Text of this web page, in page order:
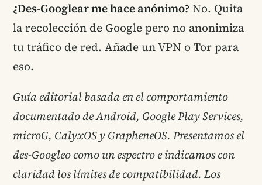
¿Des-Googlear me hace anónimo? No. Quita
la recolección de Google pero no anonimiza
tu tráfico de red. Añade un VPN o Tor para
eso.
Guía editorial basada en el comportamiento
documentado de Android, Google Play Services,
microG, CalyxOS y GrapheneOS. Presentamos el
des-Googleo como un espectro e indicamos con
claridad los límites de compatibilidad. Los